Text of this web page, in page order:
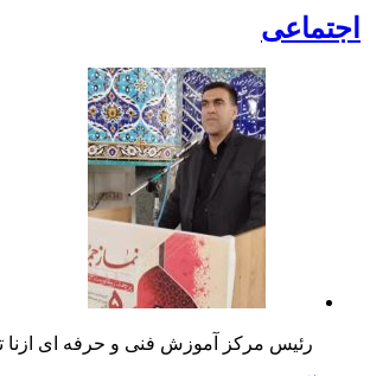
اجتماعی
رئیس مرکز آموزش فنی و حرفه ای ازنا